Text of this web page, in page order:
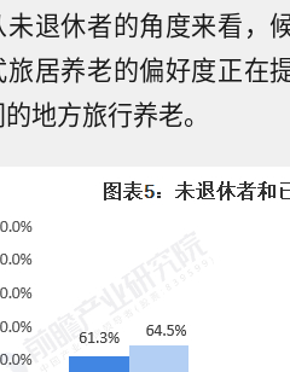
未退休者的角度来看，
居养老的偏好度正在
地方旅行养老。